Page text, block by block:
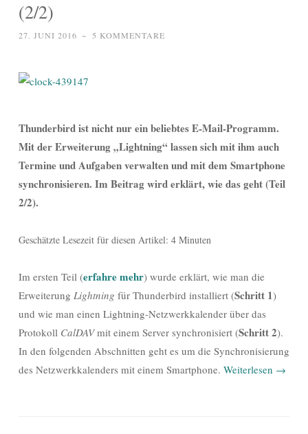
(2/2)
27. JUNI 2016 ~ 5 KOMMENTARE
Thunderbird ist nicht nur ein beliebtes E-Mail-Programm.
Mit der Erweiterung „Lightning“ lassen sich mit ihm auch
Termine und Aufgabenverwalten und mit dem Smartphone
synchronisieren. Im Beitrag wird erklärt, wie das geht (Teil
2/2).
Geschätzte Lesezeit für diesen Artikel: 4 Minuten
Im ersten Teil (erfahre mehr) wurde erklärt, wie man die
Erweiterung Lightning für Thunderbird installiert (Schritt 1)
und wie man einen Lightning-Netzwerkkalender über das
Protokoll CalDAVmit einem Server synchronisiert (Schritt 2).
In den folgenden Abschnitten geht es um die Synchronisierung
des Netzwerkkalenders mit einem Smartphone. Weiterlesen →